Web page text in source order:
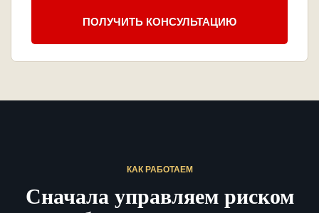
ПОЛУЧИТЬ КОНСУЛЬТАЦИЮ
КАК РАБОТАЕМ
Сначала управляем риском